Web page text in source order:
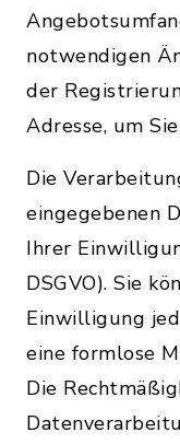
notwendigen
der
Adresse, um
Die
eingegebenen
Ihrer
DSGVO). Sie
Einwilligung
eine formlose
Die